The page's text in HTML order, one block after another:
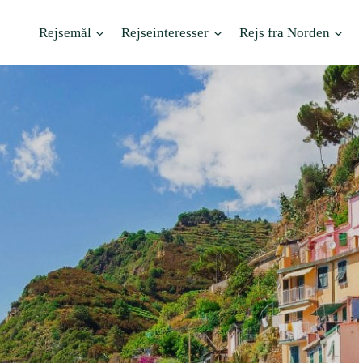
Rejsemål Rejseinteresser Rejs fra Norden